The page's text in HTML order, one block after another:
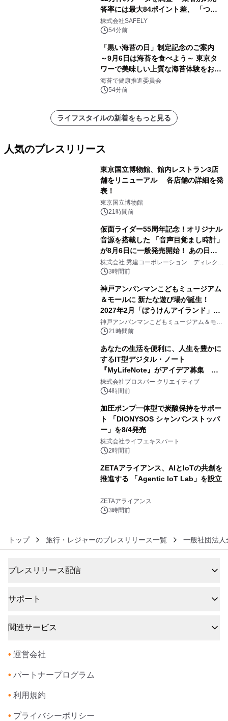
答率には最大84ポイント差、 「つな
がりやすさ」も選定基準に
株式会社SAFELY
54分前
「黒い海苔の日」制定記念のご案内
～9月6日は海苔を食べよう～ 東京タ
ワーで美味しい上質な海苔体験をお届
けします！
海苔で健康推進委員会
54分前
ライフスタイルの新着をもっと見る
人気のプレスリリース
東京国立博物館、館内レストラン3店
舗をリニューアル 各店舗の詳細を発
表！
東京国立博物館
21時間前
仮面ライダー55周年記念！オリジナル
音源を搭載した 「音声目覚まし時計」
が8月6日に一般発売開始！ あの日の
大興奮が今甦る
株式会社 秀建コーポレーション ディレクト
アートギャラリー
3時間前
神戸アンパンマンこどもミュージアム
＆モールに 新たな遊び場が誕生！
2027年2月「ぼうけんアイランド」が
オープン
神戸アンパンマンこどもミュージアム＆モー
ル 21時間前
あなたの生活を便利に、人生を豊かに
するIT型デジタル・ノート
『MyLifeNote』がアイデア募集 優
秀賞100名に1年間無償試用
株式会社プロスパー クリエイティブ
4時間前
加圧ポンプ一体型で炭酸保持をサポー
ト 「DIONYSOS シャンパンストッパ
ー」を8/4発売
株式会社ライフエキスパート
2時間前
ZETAアライアンス、AIとIoTの共創を
推進する 「Agentic IoT Lab」を設立
ZETAアライアンス
3時間前
トップ 旅行・レジャーのプレスリリース一覧 一般社団法
プレスリリース配信
サポート
関連サービス
• 運営会社
• パートナープログラム
• 利用規約
• プライバシーポリシー